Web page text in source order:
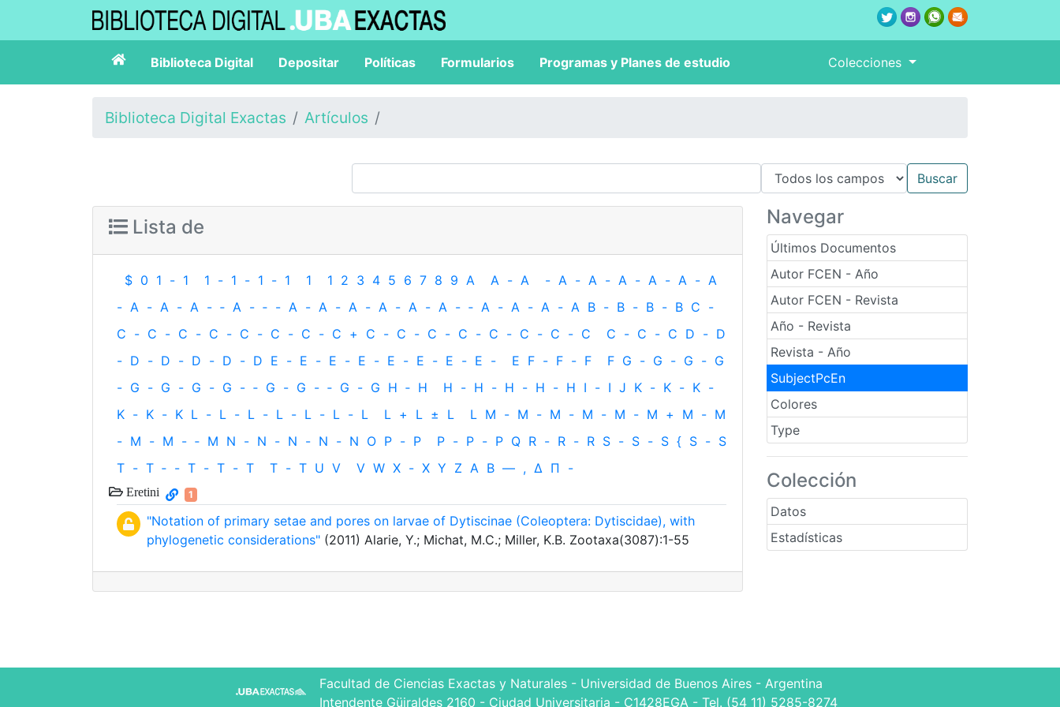
Biblioteca Digital Depositar Políticas Formularios Programas y Planes de estudio Colecciones
Biblioteca Digital Exactas Artículos
Navegar
Últimos Documentos
Autor FCEN - Año
Autor FCEN - Revista
Año - Revista
Revista - Año
SubjectPcEn
Colores
Type
Colección
Datos
Estadísticas
Lista de
$ 0 1 - 1 1 - 1 - 1 - 1 1 1 2 3 4 5 6 7 8 9 A A - A - A - A - A - A - A - A
- A - A - A - ‐ A - ‐ - A - A - A - A - A - A - ‐ A - A - A - A B - B - B - B C -
C - C - C - C - C - C - C - C + C - C - C - C - C - C - C - C C - C - C D - D
- D - D - D - D - D E - E - E - E - E - E - E - E - E F - F - F F G - G - G - G
- G - G - G - G - ‐ G - G - ‐ G - G H ‐ H H - H - H - H - H I - I J K - K - K -
K - K - K L - L - L - L - L - L - L L + L ± L L M - M - M - M - M - M + M - M
- M - M - ‐ M N - N - N - N - N O P - P P - P - P Q R - R - R S - S - S { S - S
T - T ‐ - T - T - T T - T U V V W X - X Y Z Α Β — , Δ Π -
Eretini 1
"Notation of primary setae and pores on larvae of Dytiscinae (Coleoptera: Dytiscidae), with
phylogenetic considerations" (2011) Alarie, Y.; Michat, M.C.; Miller, K.B. Zootaxa(3087):1-55
Facultad de Ciencias Exactas y Naturales - Universidad de Buenos Aires - Argentina
Intendente Güiraldes 2160 - Ciudad Universitaria - C1428EGA - Tel. (54 11) 5285-8274